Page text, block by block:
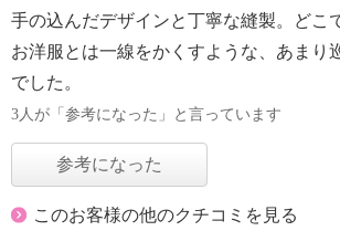
手の込んだデザインと丁寧な縫製。どこ
お洋服とは一線をかくすような、あまり
でした。
3人が「参考になった」と言っています
参考になった
このお客様の他のクチコミを見る